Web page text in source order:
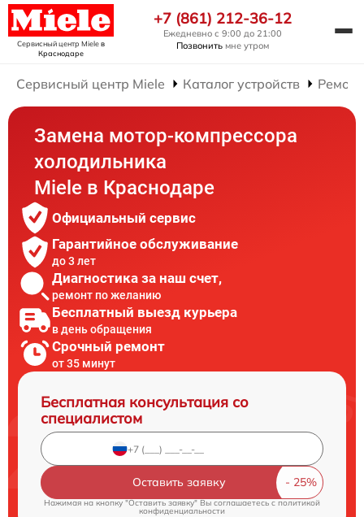
Сервисный центр Mieleв
Краснодаре
+7 (861) 212-36-12
Ежедневно с 9:00 до 21:00
Позвонить мне утром
Сервисный центр Miele Каталог устройств
Замена мотор-компрессора
холодильника
Miele в Краснодаре
Официальный сервис
Гарантийное обслуживание
до 3 лет
Диагностика за наш счет,
ремонт по желанию
Бесплатный выезд курьера
в день обращения
Срочный ремонт
от 35 минут
Бесплатная консультация со
специалистом
Оставить заявку
Нажимая на кнопку "Оставить заявку" Вы соглашаетесь cполитикой
конфиденциальности